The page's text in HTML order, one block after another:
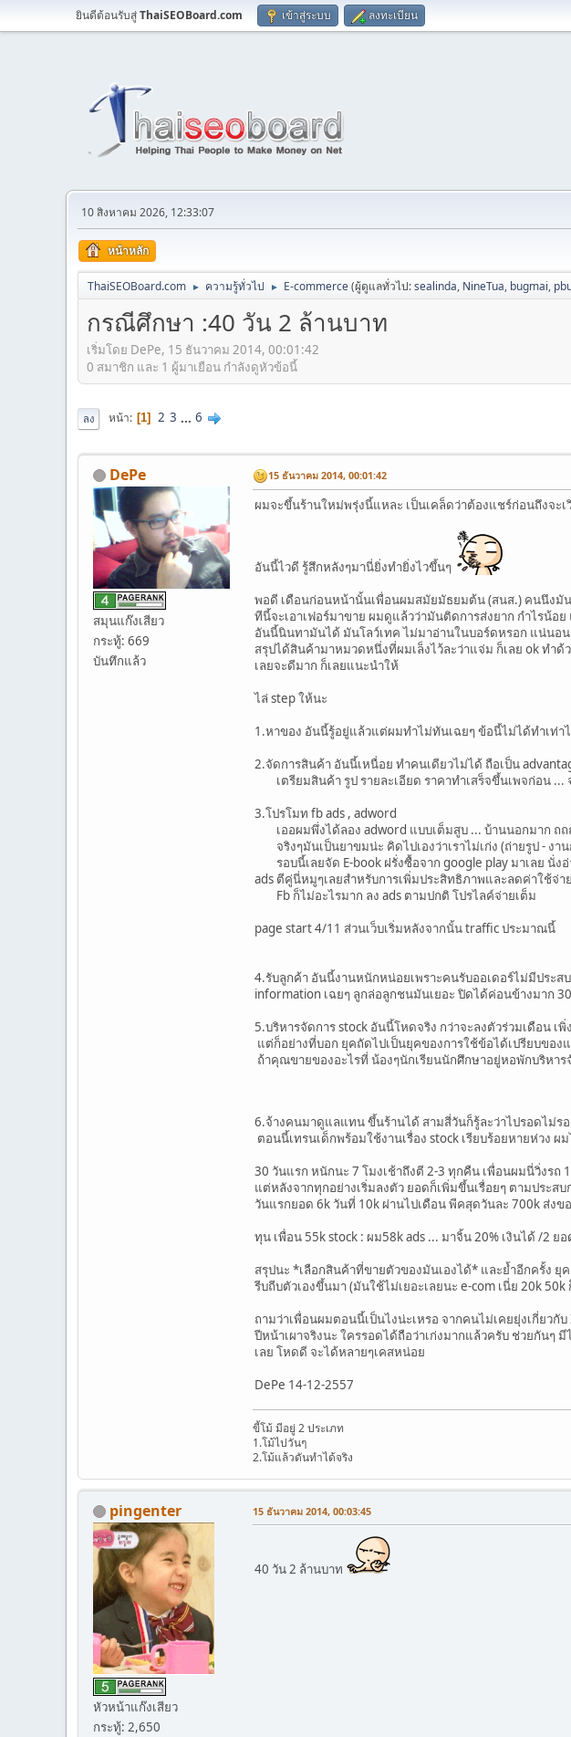
ยินดีต้อนรับสู่ThaiSEOBoard.com เข้าสู่ระบบ ลงทะเบียน
10 สิงหาคม 2026, 12:33:07
หน้าหลัก
ThaiSEOBoard.com ► ความรู้ทั่วไป ► E-commerce(ผู้ดูแลทั่วไป:sealinda, NineTua, bugmai,
กรณีศึกษา :40 วัน 2 ล้านบาท
เริ่มโดย DePe, 15 ธันวาคม 2014, 00:01:42
0 สมาชิก และ 1 ผู้มาเยือน กำลังดูหัวข้อนี้
ลง หน้า 1 2 3 ... 6
DePe
สมุนแก๊งเสียว
กระทู้: 669
บันทึกแล้ว
15 ธันวาคม 2014, 00:01:42
ผมจะขึ้นร้านใหม่พรุ่งนี้แหละ เป็นเคล็ดว่าต้องแชร์ก่อนถึงจะเ
อันนี้ไวดี รู้สึกหลังๆมานี่ยิ่งทำยิ่งไวขึ้นๆ
พอดี เดือนก่อนหน้านั้นเพื่อนผมสมัยมัธยมต้น (สนส.) คนนึงมัน
ทีนี้จะเอาเฟอร์มาขาย ผมดูแล้วว่ามันติดการส่งยาก กำไรน้
อันนี้นินทามันได้ มันโลว์เทค ไม่มาอ่านในบอร์ดหรอก แน่นอ
สรุปได้สินค้ามาหมวดหนึ่งที่ผมเล็งไว้ละว่าแจ่ม ก็เลย ok ทำ
เลยจะดีมาก ก็เลยแนะนำให้
ไล่ step ให้นะ
1.หาของ อันนี้รู้อยู่แล้วแต่ผมทำไม่ทันเฉยๆ ข้อนี้ไม่ได้ทำเท่า
2.จัดการสินค้า อันนี้เหนื่อย ทำคนเดียวไม่ได้ ถือเป็น
เตรียมสินค้า รูป รายละเอียด ราคาทำเสร็จขึ้นเพจก่อน
3.โปรโมท fb ads , adword
เออผมพึ่งได้ลอง adword แบบเต็มสูบ ... บ้านนอกมาก ถถ
จริงๆมันเป็นยาขมน่ะ คิดไปเองว่าเราไม่เก่ง (ถ่ายรูป - งา
รอบนี้เลยจัด E-book ฝรั่งซื้อจาก google play มาเลย นั่ง
ads ตีคู่นี่หมูๆเลยสำหรับการเพิ่มประสิทธิภาพและลดค่าใช้จ่าย
Fb ก็ไม่อะไรมาก ลง ads ตามปกติ โปรไลค์จ่ายเต็ม
page start 4/11 ส่วนเว็บเริ่มหลังจากนั้น traffic ประมาณนี้
4.รับลูกค้า อันนี้งานหนักหน่อยเพราะคนรับออเดอร์ไม่มีประ
information เฉยๆ ลูกล่อลูกชนมันเยอะ ปิดได้ค่อนข้างมาก
5.บริหารจัดการ stock อันนี้โหดจริง กว่าจะลงตัวร่วมเดือน
แต่ก็อย่างที่บอก ยุคถัดไปเป็นยุคของการใช้ข้อได้เปรียบของ
ถ้าคุณขายของอะไรที่ น้องๆนักเรียนนักศึกษาอยู่หอพักบริหา
6.จ้างคนมาดูแลแทน ขึ้นร้านได้ สามสี่วันก็รู้ละว่าไปรอดไม่
ตอนนี้เทรนเด็กพร้อมใช้งานเรื่อง stock เรียบร้อยหายห่วง ผ
30 วันแรก หนักนะ 7 โมงเช้าถึงตี 2-3 ทุกคืน เพื่อนผมนี่วิ่งรถ
แต่หลังจากทุกอย่างเริ่มลงตัว ยอดก็เพิ่มขึ้นเรื่อยๆ ตามประส
วันแรกยอด 6k วันที่ 10k ผ่านไปเดือน พีคสุดวันละ 700k ส่งข
ทุน เพื่อน 55k stock : ผม58k ads ... มาจิ้น 20% เงินได้ /2 ย
สรุปนะ *เลือกสินค้าที่ขายตัวของมันเองได้* และย้ำอีกครั้ง
รีบถีบตัวเองขึ้นมา (มันใช้ไม่เยอะเลยนะ e-com เนี่ย 20k 50k
ถามว่าเพื่อนผมตอนนี้เป็นไงน่ะเหรอ จากคนไม่เคยยุ่งเกี่ยว
ปีหน้าเผาจริงนะ ใครรอดได้ถือว่าเก่งมากแล้วครับ ช่วยกันๆ
เลย โหดดี จะได้หลายๆเคสหน่อย
DePe 14-12-2557
ขี้โม้ มีอยู่ 2 ประเภท
1.โม้ไปวันๆ
2.โม้แล้วดันทำได้จริง
pingenter
หัวหน้าแก๊งเสียว
กระทู้: 2,650
15 ธันวาคม 2014, 00:03:45
40 วัน 2 ล้านบาท